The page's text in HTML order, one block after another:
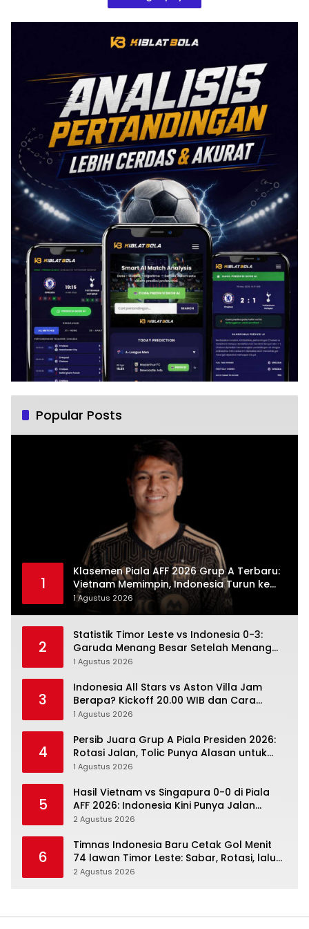
Popular Posts
1
Klasemen Piala AFF 2026 Grup A Terbaru:
Vietnam Memimpin, Indonesia Turun ke
Posisi Tiga
1 Agustus 2026
2
Statistik Timor Leste vs Indonesia 0-3:
Garuda Menang Besar Setelah Menang
Angka Lebih Dulu
1 Agustus 2026
3
Indonesia All Stars vs Aston Villa Jam
Berapa? Kickoff 20.00 WIB dan Cara
Nonton Resminya
1 Agustus 2026
4
Persib Juara Grup A Piala Presiden 2026:
Rotasi Jalan, Tolic Punya Alasan untuk
Percaya
1 Agustus 2026
5
Hasil Vietnam vs Singapura 0-0 di Piala
AFF 2026: Indonesia Kini Punya Jalan
Terbuka
2 Agustus 2026
6
Timnas Indonesia Baru Cetak Gol Menit
74 lawan Timor Leste: Sabar, Rotasi, lalu
Pecah
2 Agustus 2026